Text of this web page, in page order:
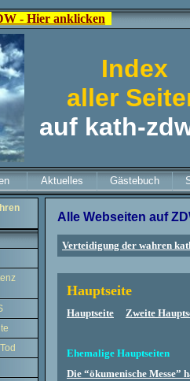
- Hier anklicken
Index
aller
auf kath-
Aktuelles Gästebuch
Alle Webseiten auf
Verteidigung der wahren
Hauptseite
Hauptseite Zweite
Ehemalige Hauptseiten
Die “ökumenische Messe”